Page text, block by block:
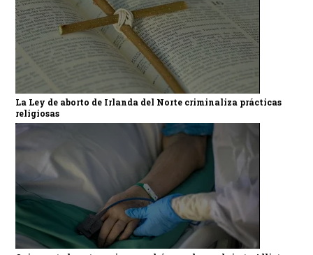
La Ley de aborto de Irlanda del Norte criminaliza prácticas
religiosas